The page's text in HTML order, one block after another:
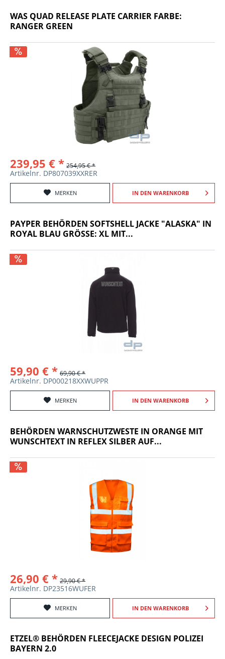
WAS QUAD RELEASE PLATE CARRIER FARBE:
RANGER GREEN
239,95 € * 254,95 € *
Artikelnr. DP807039XXRER
MERKEN IN DEN WARENKORB
PAYPER BEHÖRDEN SOFTSHELL JACKE "ALASKA" IN
ROYAL BLAU GRÖSSE: XL MIT...
59,90 € * 69,90 € *
Artikelnr. DP000218XXWUPPR
MERKEN IN DEN WARENKORB
BEHÖRDEN WARNSCHUTZWESTE IN ORANGE MIT
WUNSCHTEXT IN REFLEX SILBER AUF...
26,90 € * 29,90 € *
Artikelnr. DP23516WUFER
MERKEN IN DEN WARENKORB
ETZEL® BEHÖRDEN FLEECEJACKE DESIGN POLIZEI
BAYERN 2.0